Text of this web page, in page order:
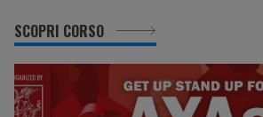
SCOPRI CORSO